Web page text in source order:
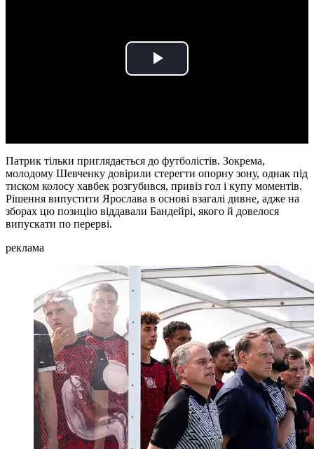
Play
Патрик тільки приглядається до футболістів. Зокрема,
молодому Шевченку довірили стерегти опорну зону, однак під
тиском колосу хавбек розгубився, привіз гол і купу моментів.
Рішення випустити Ярослава в основі взагалі дивне, адже на
зборах цю позицію віддавали Бандейрі, якого й довелося
випускати по перерві.
реклама